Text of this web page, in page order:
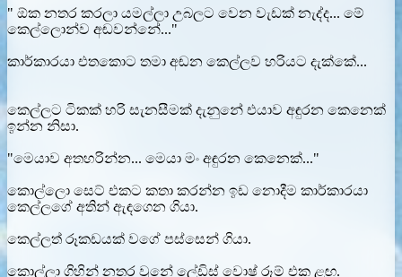
" ඕක නතර කරලා යමල්ලා උබලට වෙන වැඩක් නැද්ද... මේ
කෙල්ලොන්ව අඬවන්නේ..."
කාර්කාරයා එතකොට තමා අඬන කෙල්ලව හරියට දැක්කේ...
කෙල්ලට ටිකක් හරි සැනසීමක් දැනුනේ එයාව අඳුරන කෙනෙක්
ඉන්න නිසා.
"මෙයාව අතහරින්න... මෙයා මං අඳුරන කෙනෙක්..."
කොල්ලො සෙට් එකට කතා කරන්න ඉඩ නොදීම කාර්කාරයා
කෙල්ලගේ අතින් ඇඳගෙන ගියා.
කෙල්ලත් රූකඩයක් වගේ පස්සෙන් ගියා.
කොල්ලා ගිහින් නතර වුනේ ලේඩිස් වොෂ් රූම් එක ළඟ.